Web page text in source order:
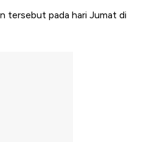
tersebut pada hari Jumat di